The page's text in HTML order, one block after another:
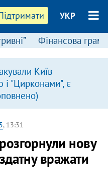
УКР
Фінансова
Київ
і "Цирконами", є
, 13:31
нову
вражати